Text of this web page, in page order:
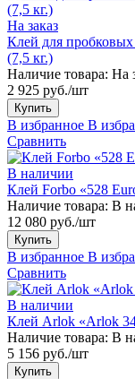
На заказ
Клей для
(7,5 кг.)
Наличие товара: На
2 925 руб./шт
Купить
В избранное В
Сравнить
В наличии
Клей Forbo «528
Наличие товара: В
12 080 руб./шт
Купить
В избранное В
Сравнить
В наличии
Клей Arlok «Arlok
Наличие товара: В
5 156 руб./шт
Купить